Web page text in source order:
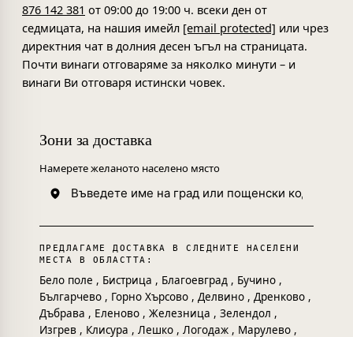
876 142 381 от 09:00 до 19:00 ч. всеки ден от
седмицата, на нашия имейл [email protected] или чрез
директния чат в долния десен ъгъл на страницата.
Почти винаги отговаряме за няколко минути – и
винаги Ви отговаря истински човек.
Зони за доставка
Намерете желаното населено място
ПРЕДЛАГАМЕ ДОСТАВКА В СЛЕДНИТЕ НАСЕЛЕНИ
МЕСТА В ОБЛАСТТА:
Бело поле , Бистрица , Благоевград , Бучино ,
Българчево , Горно Хърсово , Делвино , Дренково ,
Дъбрава , Еленово , Железница , Зелендол ,
Изгрев , Клисура , Лешко , Логодаж , Марулево ,